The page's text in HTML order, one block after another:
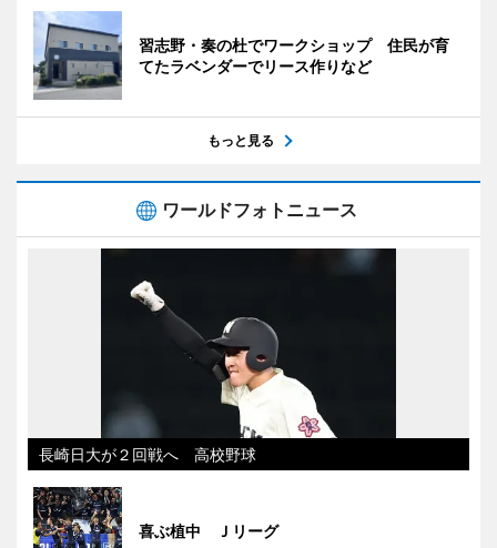
習志野・奏の杜でワークショップ 住民が育
てたラベンダーでリース作りなど
もっと見る
ワールドフォトニュース
長崎日大が２回戦へ 高校野球
喜ぶ植中 Ｊリーグ